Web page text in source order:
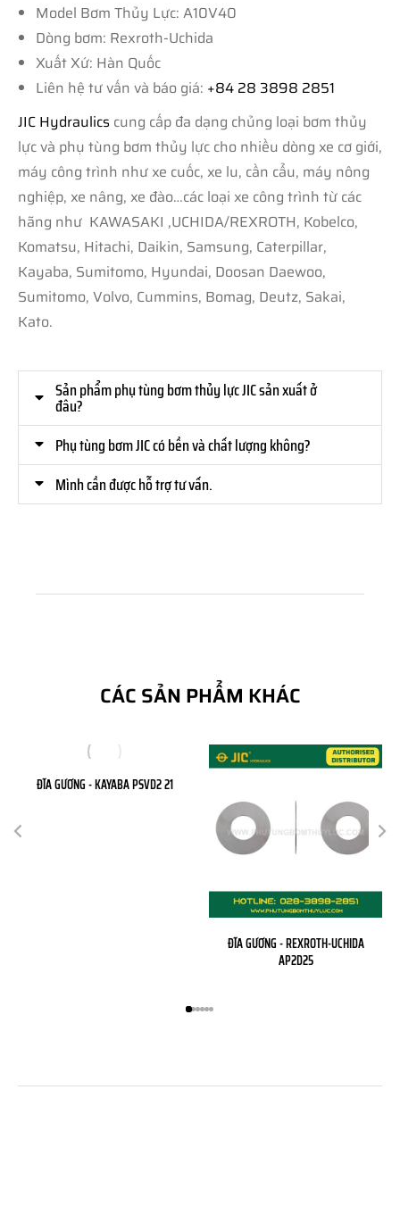
Model Bơm Thủy Lực: A10V40
Dòng bơm: Rexroth-Uchida
Xuất Xứ: Hàn Quốc
Liên hệ tư vấn và báo giá: +84 28 3898 2851
JIC Hydraulics cung cấp đa dạng chủng loại bơm thủy
lực và phụ tùng bơm thủy lực cho nhiều dòng xe cơ giới,
máy công trình như xe cuốc, xe lu, cần cẩu, máy nông
nghiệp, xe nâng, xe đào…các loại xe công trình từ các
hãng như KAWASAKI ,UCHIDA/REXROTH, Kobelco,
Komatsu, Hitachi, Daikin, Samsung, Caterpillar,
Kayaba, Sumitomo, Hyundai, Doosan Daewoo,
Sumitomo, Volvo, Cummins, Bomag, Deutz, Sakai,
Kato.
Sản phẩm phụ tùng bơm thủy lực JIC sản xuất ở
đâu?
Phụ tùng bơm JIC có bền và chất lượng không?
Mình cần được hỗ trợ tư vấn.
CÁC SẢN PHẨM KHÁC
ĐĨA GƯƠNG - KAYABA PSVD2 21
ĐĨA GƯƠNG - REXROTH-UCHIDA
AP2D25